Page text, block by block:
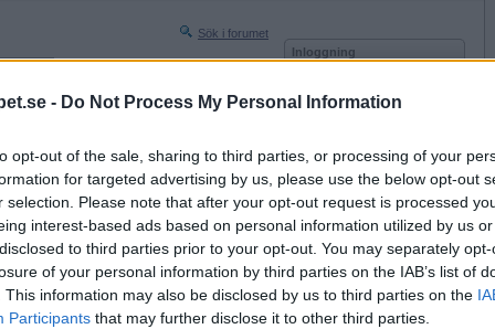
- Do Not Process My Personal Information
opt-out of the sale, sharing to third parties, or processing of your
for targeted advertising by us, please use the below opt-out
selection. Please note that after your opt-out request is processed
interest-based ads based on personal information utilized by us
to third parties prior to your opt-out. You may separately
of your personal information by third parties on the IAB’s list of
This information may also be disclosed by us to third parties on the
Participants that may further disclose it to other third parties.
Sök i forumet
Nästa sida »
2013-04-23 22:37
sexidéer du sprider här?
Inloggning
Kom ihåg mig
Glömt ditt lösenord?
Få ny aktiveringslänk
Betapet är gratis!